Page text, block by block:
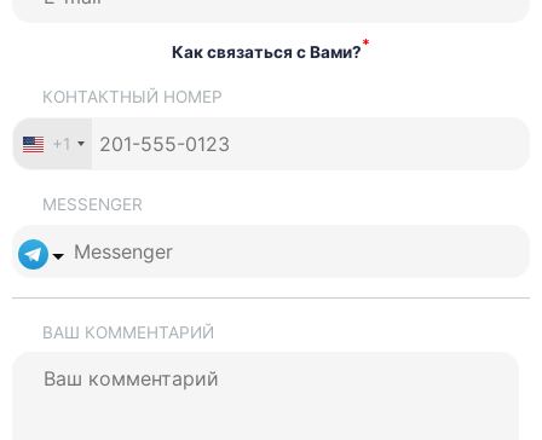
Как связаться с Вами?*
КОНТАКТНЫЙ НОМЕР
+1
MESSENGER
ВАШ КОММЕНТАРИЙ